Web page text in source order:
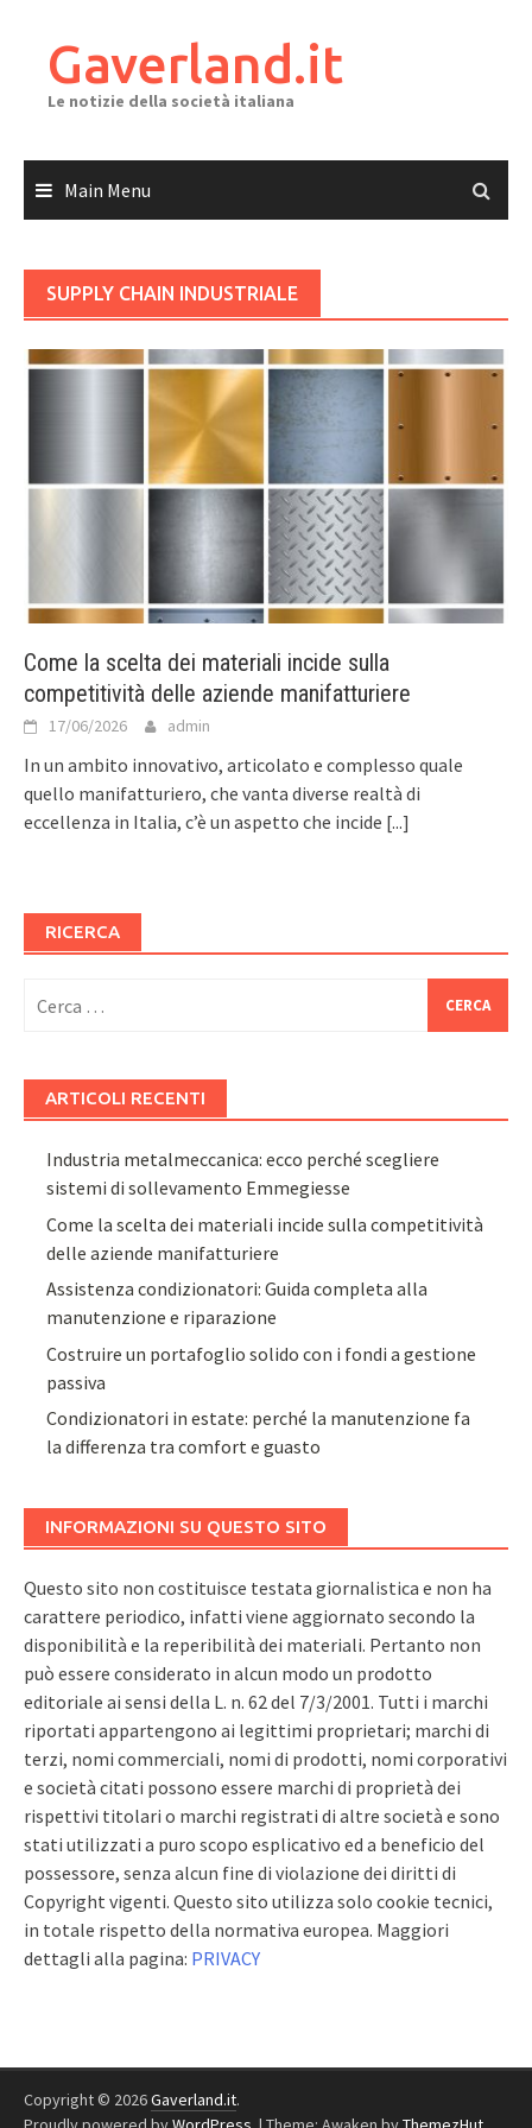
contentGaverland.it
Le notizie della società italiana
Main Menu
SUPPLY CHAIN INDUSTRIALE
Come la scelta dei materiali incide sulla
competitività delle aziende manifatturiere
17/06/2026 admin
In un ambito innovativo, articolato e complesso quale
quello manifatturiero, che vanta diverse realtà di
eccellenza in Italia, c’è un aspetto che incide [...]
RICERCA
per:
ARTICOLI RECENTI
Industria metalmeccanica: ecco perché scegliere
sistemi di sollevamento Emmegiesse
Come la scelta dei materiali incide sulla competitività
delle aziende manifatturiere
Assistenza condizionatori: Guida completa alla
manutenzione e riparazione
Costruire un portafoglio solido con i fondi a gestione
passiva
Condizionatori in estate: perché la manutenzione fa
la differenza tra comfort e guasto
INFORMAZIONI SU QUESTO SITO
Questo sito non costituisce testata giornalistica e non ha
carattere periodico, infatti viene aggiornato secondo la
disponibilità e la reperibilità dei materiali. Pertanto non
può essere considerato in alcun modo un prodotto
editoriale ai sensi della L. n. 62 del 7/3/2001. Tutti i marchi
riportati appartengono ai legittimi proprietari; marchi di
terzi, nomi commerciali, nomi di prodotti, nomi corporativi
e società citati possono essere marchi di proprietà dei
rispettivi titolari o marchi registrati di altre società e sono
stati utilizzati a puro scopo esplicativo ed a beneficio del
possessore, senza alcun fine di violazione dei diritti di
Copyright vigenti. Questo sito utilizza solo cookie tecnici,
in totale rispetto della normativa europea. Maggiori
dettagli alla pagina: PRIVACY
Copyright © 2026Gaverland.it.